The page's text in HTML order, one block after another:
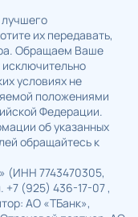
их передавать,
Обращаем Ваше
исключительно
условиях не
положениями
Федерации.
об указанных
обращайтесь к
(ИНН 7743470305,
+7 (925) 436-17-07 ,
АО «ТБанк»,